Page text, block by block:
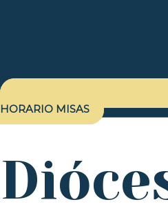
HORARIO MISAS